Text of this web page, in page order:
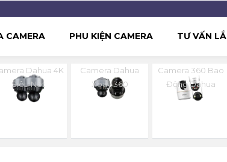
CAMERA PHU KIỆN CAMERA TƯ VẤN
Dahua 4K
Siêu Nét
Camera Dahua
Xoay 360
Camera 360 Bao
Động Dahua